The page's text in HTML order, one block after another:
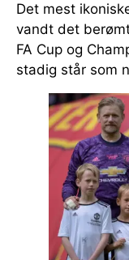
Det mest
vandt det
FA Cup og
stadig står som